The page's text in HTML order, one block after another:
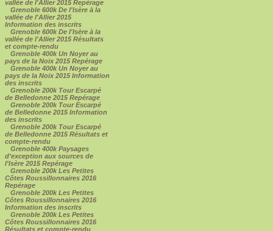
vallée de l'Allier 2015 Repérage
Grenoble 600k De l'Isère à la
vallée de l'Allier 2015
Information des inscrits
Grenoble 600k De l'Isère à la
vallée de l'Allier 2015 Résultats
et compte-rendu
Grenoble 400k Un Noyer au
pays de la Noix 2015 Repérage
Grenoble 400k Un Noyer au
pays de la Noix 2015 Information
des inscrits
Grenoble 200k Tour Escarpé
de Belledonne 2015 Repérage
Grenoble 200k Tour Escarpé
de Belledonne 2015 Information
des inscrits
Grenoble 200k Tour Escarpé
de Belledonne 2015 Résultats et
compte-rendu
Grenoble 400k Paysages
d'exception aux sources de
l'Isère 2015 Repérage
Grenoble 200k Les Petites
Côtes Roussillonnaires 2016
Repérage
Grenoble 200k Les Petites
Côtes Roussillonnaires 2016
Information des inscrits
Grenoble 200k Les Petites
Côtes Roussillonnaires 2016
Résultats et compte-rendu